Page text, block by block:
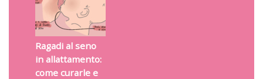
Ragadi al seno
in allattamento:
come curarle e